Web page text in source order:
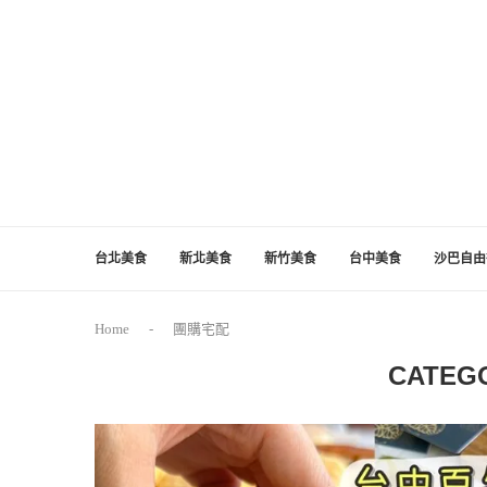
台北美食 新北美食 新竹美食 台中美食 沙巴自
Home - 團購宅配